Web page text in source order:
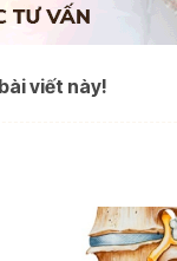
viết này!